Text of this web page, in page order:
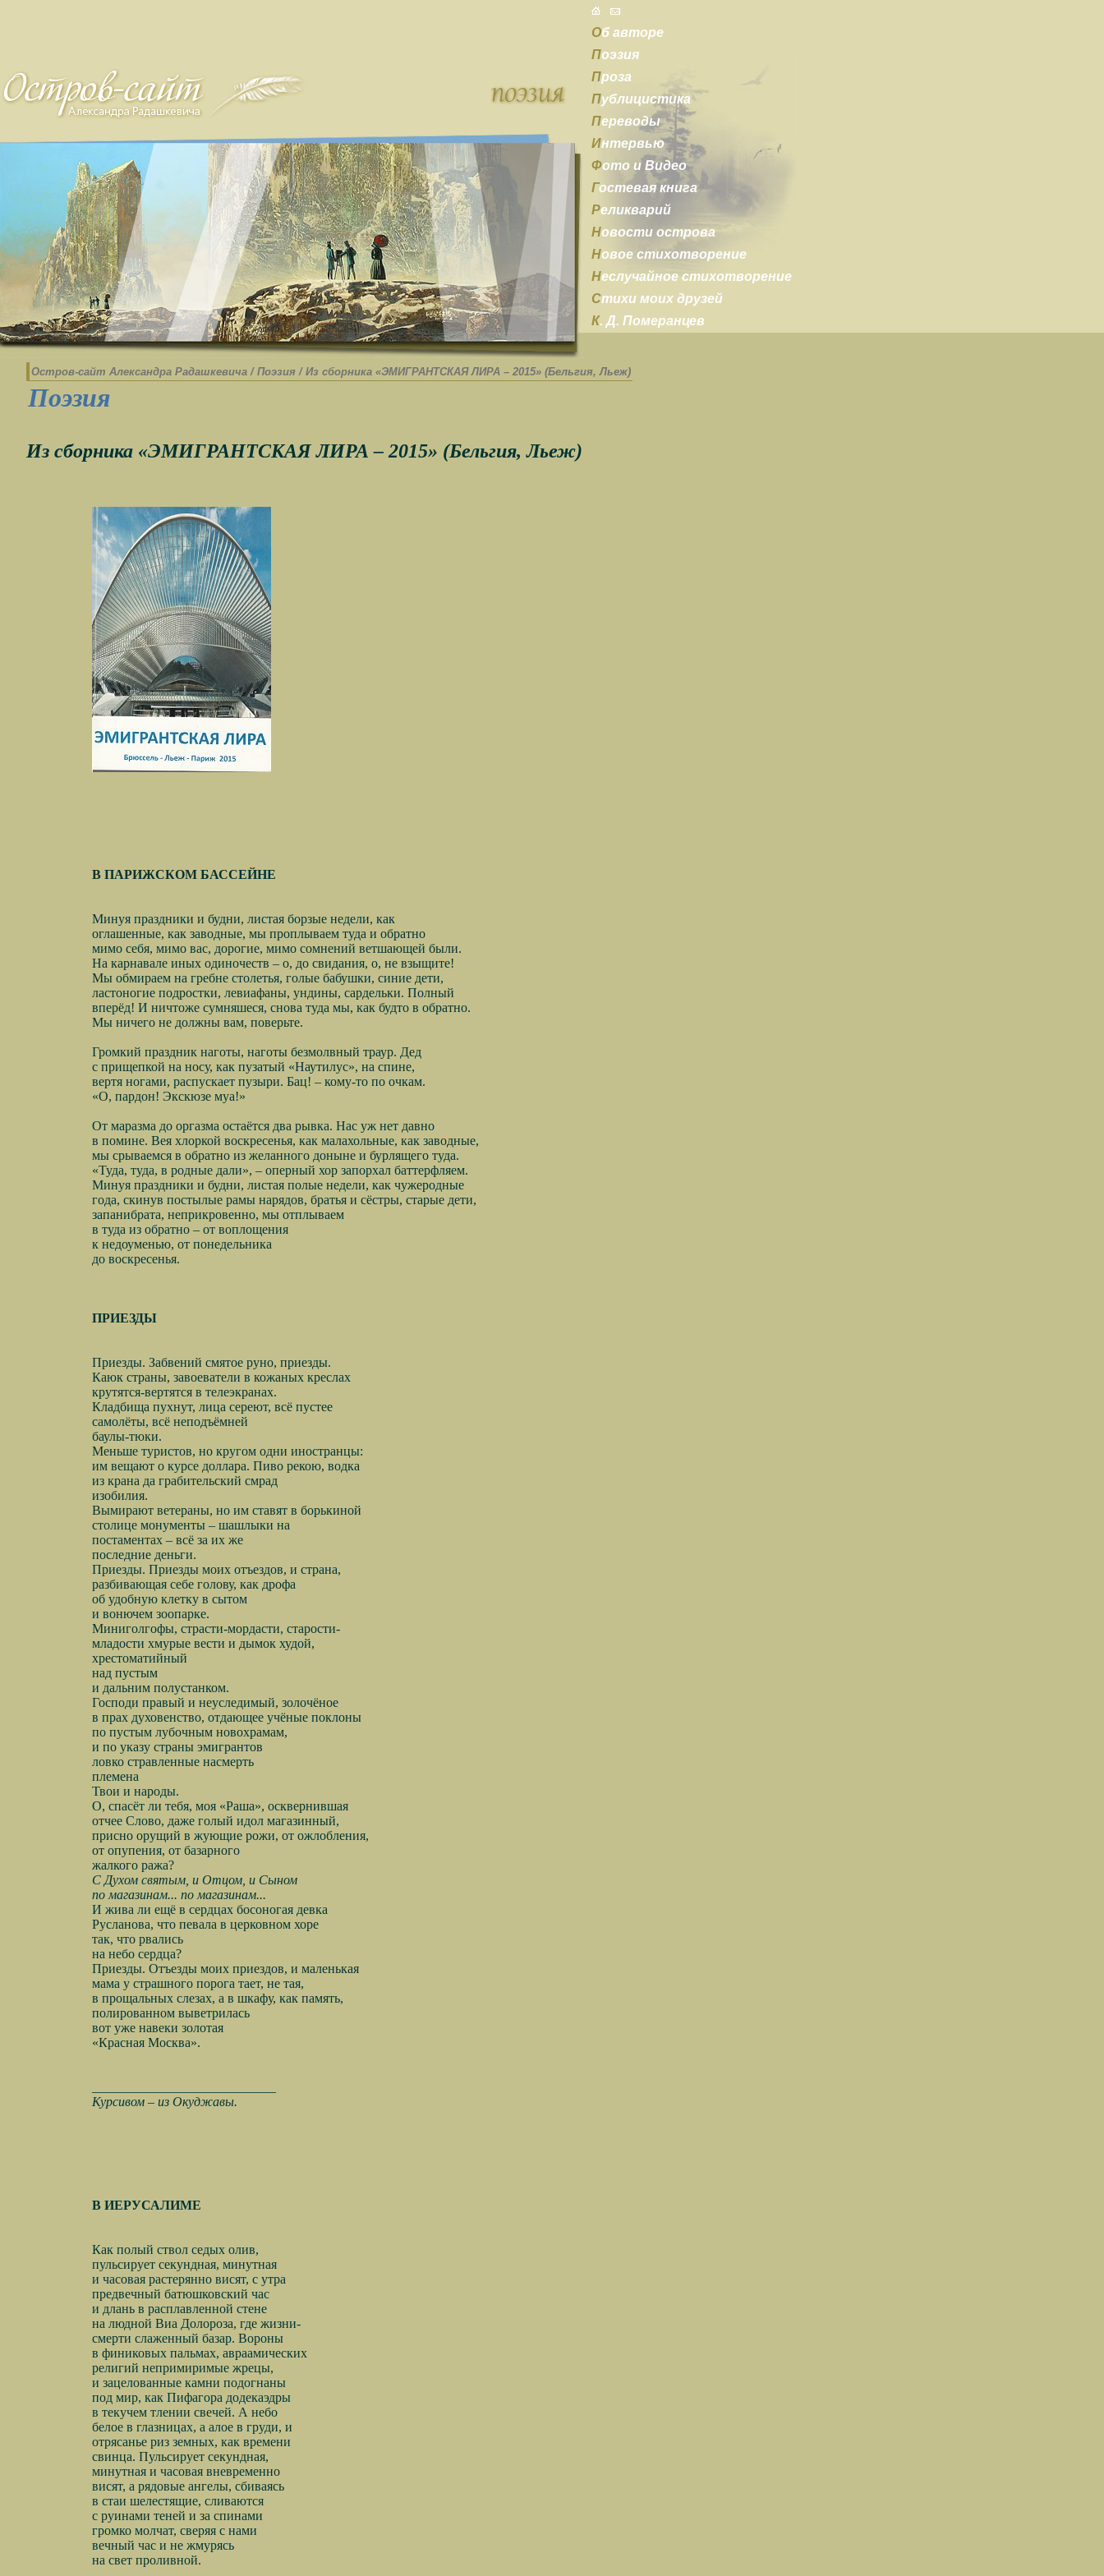
Об авторе
Поэзия
Проза
Публицистика
Переводы
Интервью
Фото и Видео
Гостевая книга
Реликварий
Новости острова
Новое стихотворение
Неслучайное стихотворение
Стихи моих друзей
К. Д. Померанцев
Остров-cайт Александра Радашкевича / Поэзия / Из сборника «ЭМИГРАНТСКАЯ ЛИРА – 2015» (Бельгия, Льеж)
Поэзия
Из сборника «ЭМИГРАНТСКАЯ ЛИРА – 2015» (Бельгия, Льеж)
В ПАРИЖСКОМ БАССЕЙНЕ
Минуя праздники и будни, листая борзые недели, как
оглашенные, как заводные, мы проплываем туда и обратно
мимо себя, мимо вас, дорогие, мимо сомнений ветшающей были.
На карнавале иных одиночеств – о, до свидания, о, не взыщите!
Мы обмираем на гребне столетья, голые бабушки, синие дети,
ластоногие подростки, левиафаны, ундины, сардельки. Полный
вперёд! И ничтоже сумняшеся, снова туда мы, как будто в обратно.
Мы ничего не должны вам, поверьте.
Громкий праздник наготы, наготы безмолвный траур. Дед
с прищепкой на носу, как пузатый «Наутилус», на спине,
вертя ногами, распускает пузыри. Бац! – кому-то по очкам.
«О, пардон! Экскюзе муа!»
От маразма до оргазма остаётся два рывка. Нас уж нет давно
в помине. Вея хлоркой воскресенья, как малахольные, как заводные,
мы срываемся в обратно из желанного доныне и бурлящего туда.
«Туда, туда, в родные дали», – оперный хор запорхал баттерфляем.
Минуя праздники и будни, листая полые недели, как чужеродные
года, скинув постылые рамы нарядов, братья и сёстры, старые дети,
запанибрата, неприкровенно, мы отплываем
в туда из обратно – от воплощения
к недоуменью, от понедельника
до воскресенья.
ПРИЕЗДЫ
Приезды. Забвений смятое руно, приезды.
Каюк страны, завоеватели в кожаных креслах
крутятся-вертятся в телеэкранах.
Кладбища пухнут, лица сереют, всё пустее
самолёты, всё неподъёмней
баулы-тюки.
Меньше туристов, но кругом одни иностранцы:
им вещают о курсе доллара. Пиво рекою, водка
из крана да грабительский смрад
изобилия.
Вымирают ветераны, но им ставят в борькиной
столице монументы – шашлыки на
постаментах – всё за их же
последние деньги.
Приезды. Приезды моих отъездов, и страна,
разбивающая себе голову, как дрофа
об удобную клетку в сытом
и вонючем зоопарке.
Миниголгофы, страсти-мордасти, старости-
младости хмурые вести и дымок худой,
хрестоматийный
над пустым
и дальним полустанком.
Господи правый и неуследимый, золочёное
в прах духовенство, отдающее учёные поклоны
по пустым лубочным новохрамам,
и по указу страны эмигрантов
ловко стравленные насмерть
племена
Твои и народы.
О, спасёт ли тебя, моя «Раша», осквернившая
отчее Слово, даже голый идол магазинный,
присно орущий в жующие рожи, от ожлобления,
от опупения, от базарного
жалкого ража?
С Духом святым, и Отцом, и Сыном
по магазинам... по магазинам...
И жива ли ещё в сердцах босоногая девка
Русланова, что певала в церковном хоре
так, что рвались
на небо сердца?
Приезды. Отъезды моих приездов, и маленькая
мама у страшного порога тает, не тая,
в прощальных слезах, а в шкафу, как память,
полированном выветрилась
вот уже навеки золотая
«Красная Москва».
Курсивом – из Окуджавы.
В ИЕРУСАЛИМЕ
Как полый ствол седых олив,
пульсирует секундная, минутная
и часовая растерянно висят, с утра
предвечный батюшковский час
и длань в расплавленной стене
на людной Виа Долороза, где жизни-
смерти слаженный базар. Вороны
в финиковых пальмах, авраамических
религий непримиримые жрецы,
и зацелованные камни подогнаны
под мир, как Пифагора додекаэдры
в текучем тлении свечей. А небо
белое в глазницах, а алое в груди, и
отрясанье риз земных, как времени
свинца. Пульсирует секундная,
минутная и часовая вневременно
висят, а рядовые ангелы, сбиваясь
в стаи шелестящие, сливаются
с руинами теней и за спинами
громко молчат, сверяя с нами
вечный час и не жмурясь
на свет проливной.